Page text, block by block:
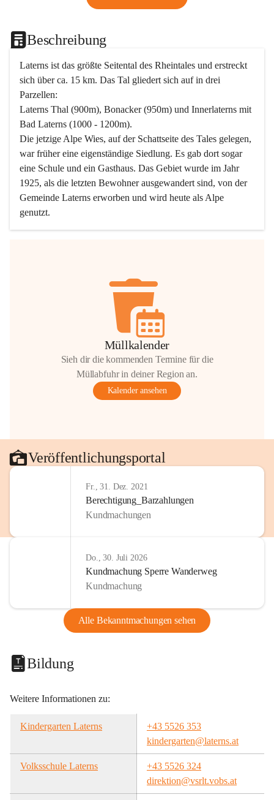
Beschreibung
Laterns ist das größte Seitental des Rheintales und erstreckt
sich über ca. 15 km. Das Tal gliedert sich auf in drei
Parzellen:
Laterns Thal (900m), Bonacker (950m) und Innerlaterns mit
Bad Laterns (1000 - 1200m).
Die jetzige Alpe Wies, auf der Schattseite des Tales gelegen,
war früher eine eigenständige Siedlung. Es gab dort sogar
eine Schule und ein Gasthaus. Das Gebiet wurde im Jahr
1925, als die letzten Bewohner ausgewandert sind, von der
Gemeinde Laterns erworben und wird heute als Alpe
genutzt.
Müllkalender
Sieh dir die kommenden Termine für die
Müllabfuhr in deiner Region an.
Kalender ansehen
Veröffentlichungsportal
Fr., 31. Dez. 2021
Berechtigung_Barzahlungen
Kundmachungen
Do., 30. Juli 2026
Kundmachung Sperre Wanderweg
Kundmachung
Alle Bekanntmachungen sehen
Bildung
Weitere Informationen zu:
Kindergarten Laterns
+43 5526 353
kindergarten@laterns.at
Volksschule Laterns
+43 5526 324
direktion@vsrlt.vobs.at